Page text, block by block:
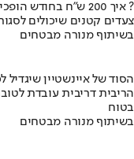
איך 200 ש"ח בחודש הופכים ל140 אלף ?
צעדים קטנים שיכולים
בשיתוף מנורה מבטחים
הסוד של איינשטיין
הריבית דריבית עובדת
בטוח
בשיתוף מנורה מבטחים